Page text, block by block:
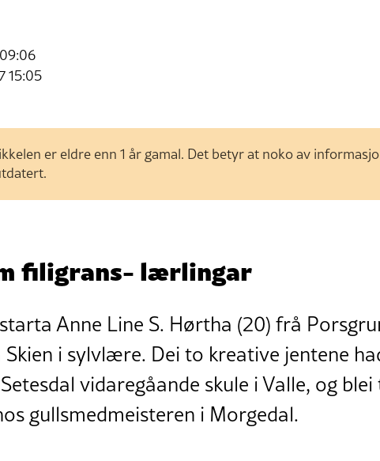
15:05
er eldre enn 1 år gamal. Det betyr at noko av
filigrans- lærlingar
Anne Line S. Hørtha (20) frå
Skien i sylvlære. Dei to kreative jentene
vidaregåande skule i Valle, og
gullsmedmeisteren i Morgedal.